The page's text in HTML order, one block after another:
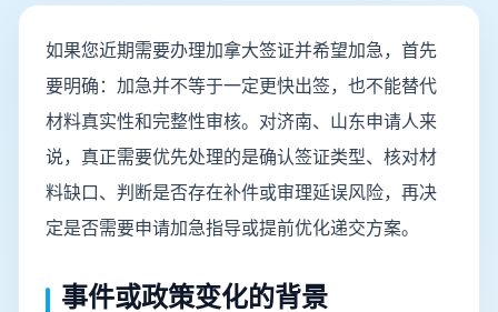
如果您近期需要办理加拿大签证并希望加急，首先
要明确：加急并不等于一定更快出签，也不能替代
材料真实性和完整性审核。对济南、山东申请人来
说，真正需要优先处理的是确认签证类型、核对材
料缺口、判断是否存在补件或审理延误风险，再决
定是否需要申请加急指导或提前优化递交方案。
事件或政策变化的背景